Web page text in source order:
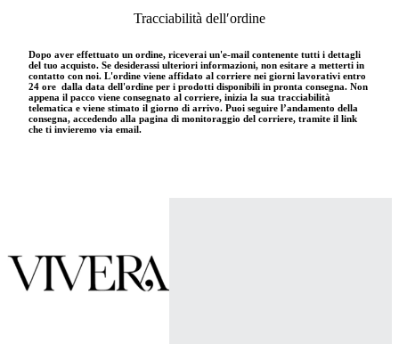
Tracciabilità dell′ordine
Dopo aver effettuato un ordine, riceverai un'e-mail contenente tutti i dettagli
del tuo acquisto. Se desiderassi ulteriori informazioni, non esitare a metterti in
contatto con noi. L'ordine viene affidato al corriere nei giorni lavorativi entro
24 ore dalla data dell'ordine per i prodotti disponibili in pronta consegna. Non
appena il pacco viene consegnato al corriere, inizia la sua tracciabilità
telematica e viene stimato il giorno di arrivo. Puoi seguire l’andamento della
consegna, accedendo alla pagina di monitoraggio del corriere, tramite il link
che ti invieremo via email.